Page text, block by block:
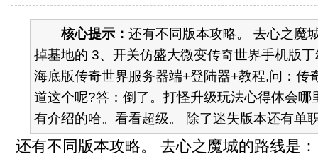
核心提示： 还有不同版本攻略。 去心之魔
掉基地的 3、开关仿盛大微变传奇世界手机版
海底版传奇世界服务器端+登陆器+教程,问：传
道这个呢?答：倒了。打怪升级玩法心得体会哪
有介绍的哈。看看超级。 除了迷失版本还有单
还有不同版本攻略。 去心之魔城的路线是：